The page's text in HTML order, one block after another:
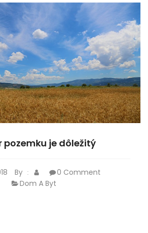
pozemku je dôležitý
By :
0 Comment
Dom A Byt